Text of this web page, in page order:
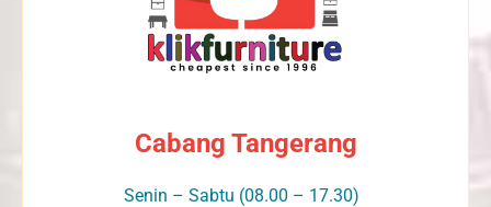
Cabang Tangerang
Senin – Sabtu (08.00 – 17.30)